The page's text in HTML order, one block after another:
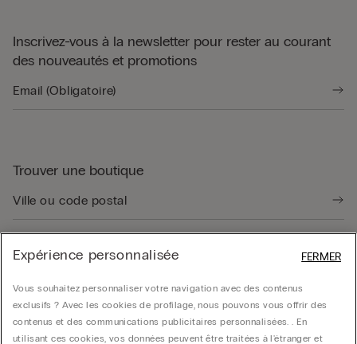
Inscrivez-vous à la newsletter pour rester au courant
des nouveautés et promotions
Trouver une boutique
Service client
Expérience personnalisée
Vous souhaitez personnaliser votre navigation avec des contenus
exclusifs ? Avec les cookies de profilage, nous pouvons vous offrir des
contenus et des communications publicitaires personnalisées. . En
utilisant ces cookies, vos données peuvent être traitées à l'étranger et
FERMER